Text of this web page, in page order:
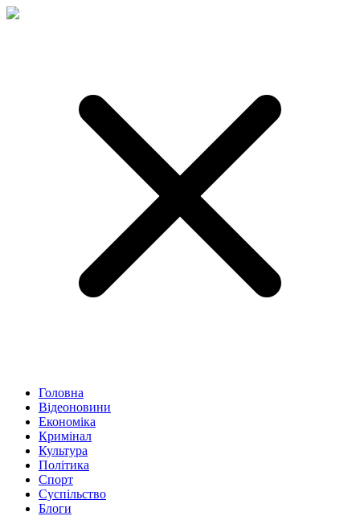
Головна
Відеоновини
Економіка
Кримінал
Культура
Політика
Спорт
Суспільство
Блоги